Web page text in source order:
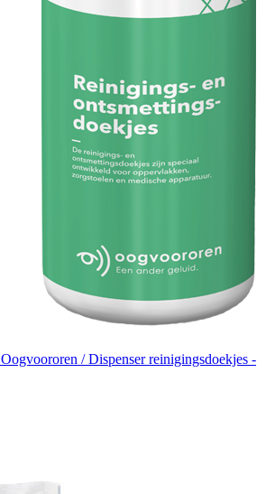
Oogvoororen / Dispenser reinigingsdoekjes -